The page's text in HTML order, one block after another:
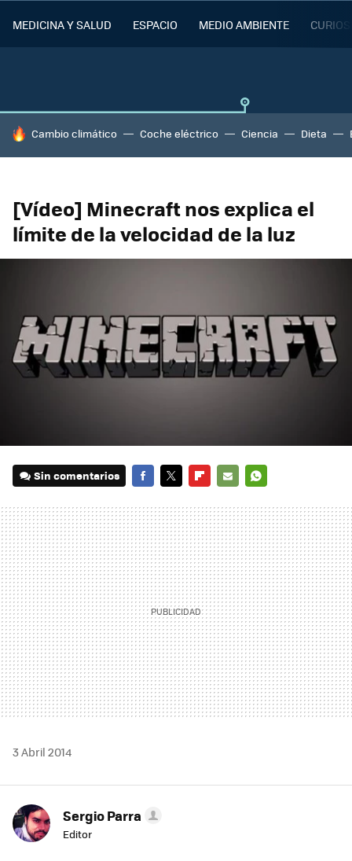
MEDICINA Y SALUD ESPACIO MEDIO AMBIENTE
HOY SE HABLA DE
Cambio climático Coche eléctrico Ciencia Dieta
[Vídeo] Minecraft nos explica el
límite de la velocidad de la luz
Sin comentarios
MAIL
3 Abril 2014
Sergio Parra
Editor